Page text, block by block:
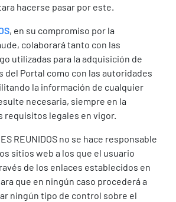
hacerse pasar por este.
, en su compromiso por la
colaborará tanto con las
utilizadas para la adquisición de
del Portal como con las autoridades
la información de cualquier
necesaria, siempre en la
requisitos legales en vigor.
REUNIDOS no se hace responsable
sitios web a los que el usuario
de los enlaces establecidos en
que en ningún caso procederá a
ningún tipo de control sobre el